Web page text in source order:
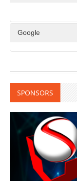
Google
SPONSORS